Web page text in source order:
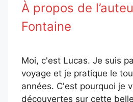
À propos de
Fontaine
Moi, c'est Lucas. Je suis
voyage et je pratique le
années. C'est pourquoi je
découvertes sur cette